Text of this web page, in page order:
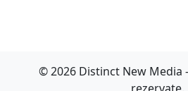
© 2026 Distinct New Media